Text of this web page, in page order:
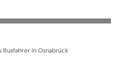
Busfahrer in Osnabrück